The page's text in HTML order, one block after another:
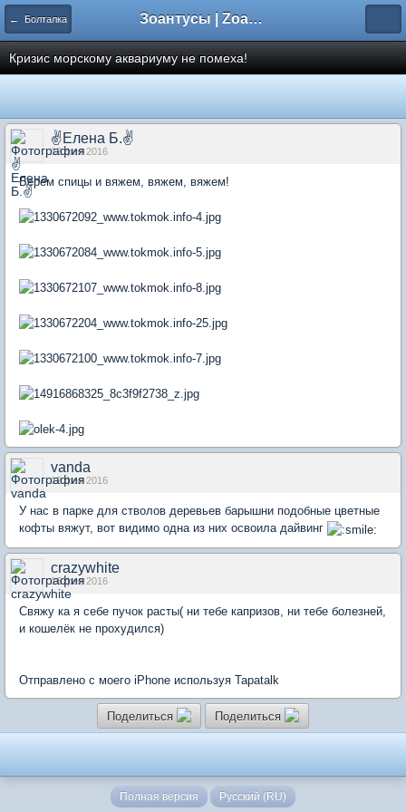
← Болталка Зоантусы | Zoasfan.ru
Кризис морскому аквариуму не помеха!
✌Елена Б.✌
12 фев 2016
Берем спицы и вяжем, вяжем, вяжем!
vanda
12 фев 2016
У нас в парке для стволов деревьев барышни подобные цветные
кофты вяжут, вот видимо одна из них освоила дайвинг
crazywhite
16 фев 2016
Свяжу ка я себе пучок расты( ни тебе капризов, ни тебе болезней,
и кошелёк не прохудился)
Отправлено с моего iPhone используя Tapatalk
Поделиться Поделиться
Полная версия Русский (RU)